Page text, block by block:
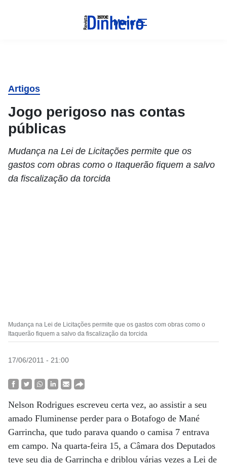
Menu
Artigos
Jogo perigoso nas contas
públicas
Mudança na Lei de Licitações permite que os
gastos com obras como o Itaquerão fiquem a salvo
da fiscalização da torcida
Mudança na Lei de Licitações permite que os gastos com obras como o
Itaquerão fiquem a salvo da fiscalização da torcida
17/06/2011 - 21:00
Nelson Rodrigues escreveu certa vez, ao assistir a seu
amado Fluminense perder para o Botafogo de Mané
Garrincha, que tudo parava quando o camisa 7 entrava
em campo. Na quarta-feira 15, a Câmara dos Deputados
teve seu dia de Garrincha e driblou várias vezes a Lei de